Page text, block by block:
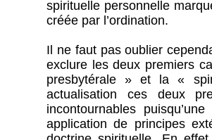
spirituelle personnelle
créée par l’ordination.
Il ne faut pas oublier
exclure les deux premiers
presbytérale » et la «
actualisation ces deux
incontournables
application de principes